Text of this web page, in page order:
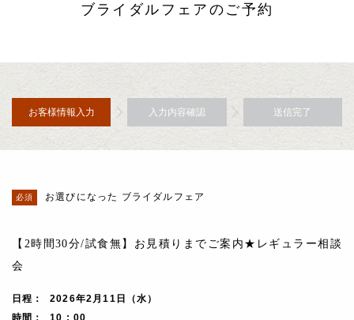
ブライダルフェアのご予約
お客様情報入力 入力内容確認 送信完了
お選びになった ブライダルフェア
【2時間30分/試食無】お見積りまでご案内★レギュラー相談
会
日程
2026年2月11日（水）
時間
10 : 00